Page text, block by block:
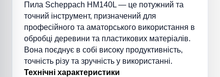
Пила Scheppach HM140L — це потужний та
точний інструмент, призначений для
професійного та аматорського використання в
обробці деревини та пластикових матеріалів.
Вона поєднує в собі високу продуктивність,
точність різу та зручність у використанні.
Технічні характеристики